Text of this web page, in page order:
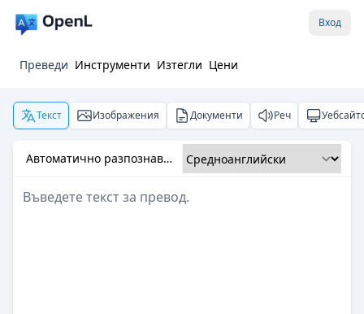
Вход
Преведи Инструменти Изтегли Цени
Текст Изображения Документи Реч
Автоматично разпознаване